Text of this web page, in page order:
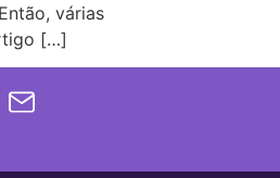
várias
[…]